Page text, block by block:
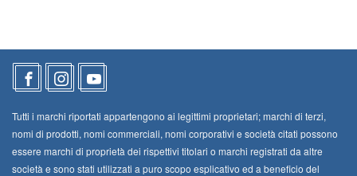
Tutti i marchi riportati appartengono ai legittimi proprietari; marchi di terzi,
nomi di prodotti, nomi commerciali, nomi corporativi e società citati possono
essere marchi di proprietà dei rispettivi titolari o marchi registrati da altre
società e sono stati utilizzati a puro scopo esplicativo ed a beneficio del